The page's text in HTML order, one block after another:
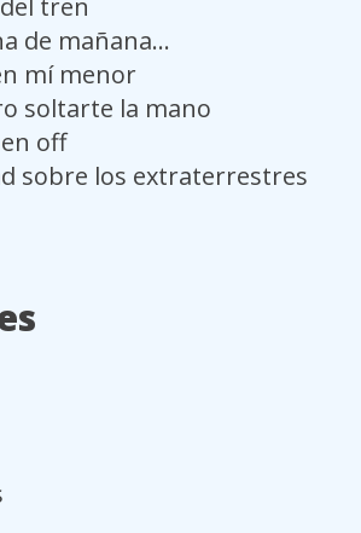
tren
de mañana...
mí menor
soltarte la mano
off
sobre los extraterrestres